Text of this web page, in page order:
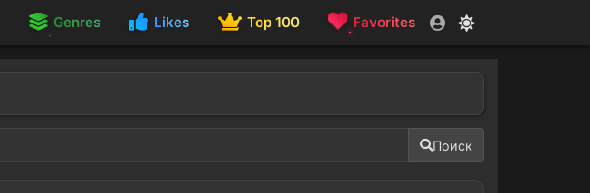
Genres Likes Top 100 Favorites
Поиск